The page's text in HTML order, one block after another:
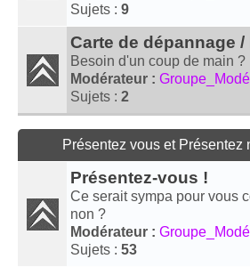
Sujets : 9
Carte de dépannage
Besoin d'un coup de main ?
Modérateur :
Sujets : 2
Présentez vous et Présentez
Présentez-vous !
Ce serait sympa pour vous
non ?
Modérateur :
Sujets : 53